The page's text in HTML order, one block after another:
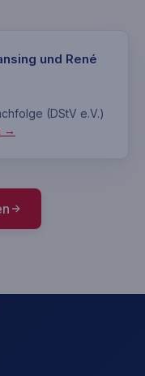
und René
(DStV e.V.)
→